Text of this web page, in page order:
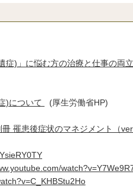
)」に悩む方の治療と仕事の両
)について (厚生労働省HP)
罹患後症状のマネジメント（